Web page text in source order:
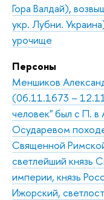
Гора Валдай),
укр. Лубни.
урочище
Персоны
Меншиков
(06.11.1673 –
человек" был с П. в
Осударевом
Священной
светлейший князь
империи, князь
Ижорский,